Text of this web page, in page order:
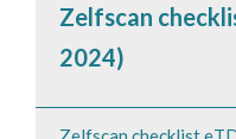
Zelfscan
2024)